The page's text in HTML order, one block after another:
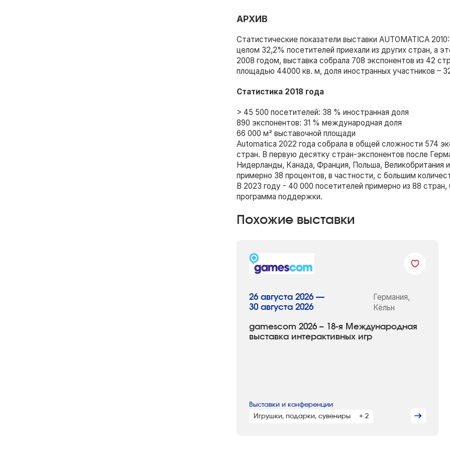
АРХИВ
Статистические показатели выставки AUTOMATICA
целом 32,2% посетителей приехали из других стран, а
2008 годом, выставка собрала 708 экспонентов из 42
площадью 44000 кв. м, доля иностранных участников –
Статистика 2018 года
> 45 500 посетителей: 38 % иностранная доля
890 экспонентов: 31 % международная доля
66 000 м² выставочной площади
Automatica 2022 года собрала в общей сложности 574
стран. В первую десятку стран-экспонентов после
Нидерланды, Канада, Франция, Польша,
примерно 38 процентов, в частности, с большим
В 2023 году - 40 000 посетителей примерно из 88 стран,
программа поддержки.
Похожие выставки
gamescom 2026 – 18-я Международная
выставка интерактивных игр
26 августа 2026 —
30 августа 2026
Германия,
Кёльн
Выставки и конференции
Игрушки, подарки, сувениры
+ 2